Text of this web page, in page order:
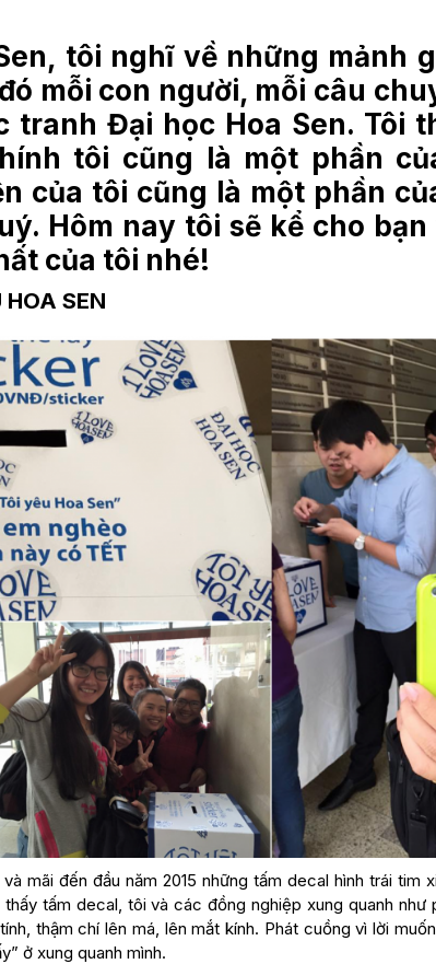
tôi nghĩ về những mảnh
mỗi con người, mỗi câu
tranh Đại học Hoa Sen. Tôi
tôi cũng là một phần
của tôi cũng là một phần
Hôm nay tôi sẽ kể cho
của tôi nhé!
HOA SEN
mãi đến đầu năm 2015 những tấm decal hình trái tim
thấy tấm decal, tôi và các đồng nghiệp xung quanh
thậm chí lên má, lên mắt kính. Phát cuồng vì lời
ở xung quanh mình.